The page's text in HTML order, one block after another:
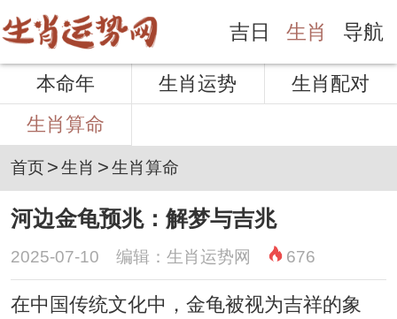
吉日 生肖 导航
本命年 生肖运势
生肖配对
生肖算命
首页>生肖 >生肖算命
河边金龟预兆：解梦与吉兆
2025-07-10 编辑：生肖运势网 676
在中国传统文化中，金龟被视为吉祥的象